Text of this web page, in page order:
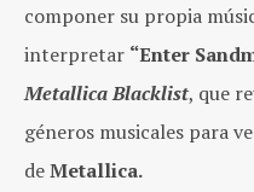
componer su propia
interpretar “Enter
Metallica Blacklist, que
géneros musicales para
deMetallica.